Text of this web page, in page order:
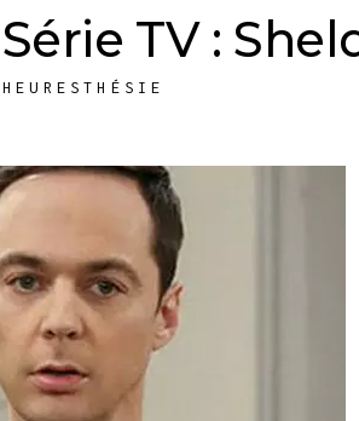
Série TV :
HEURESTHÉSIE